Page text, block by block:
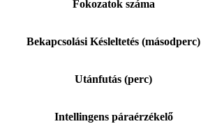
Fokozatok száma
Bekapcsolási Késleltetés (másodperc)
Utánfutás (perc)
Intellingens páraérzékelő